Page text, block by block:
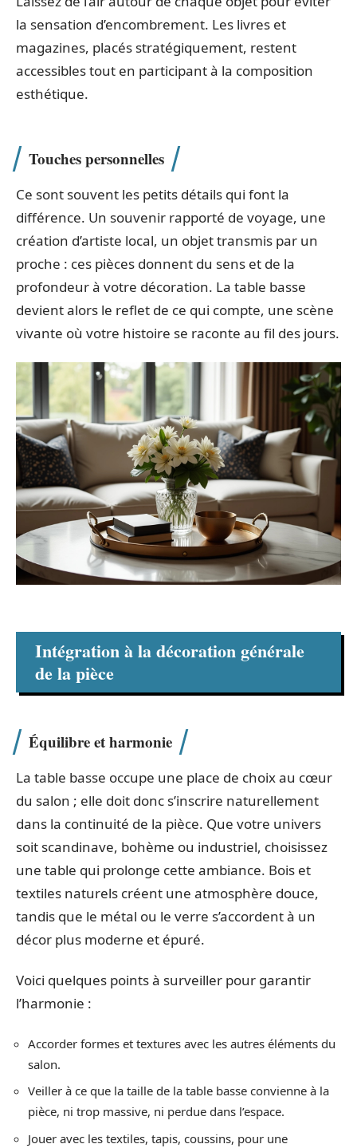
la sensation d’encombrement. Les livres et
magazines, placés stratégiquement, restent
accessibles tout en participant à la composition
esthétique.
Touches personnelles
Ce sont souvent les petits détails qui font la
différence. Un souvenir rapporté de voyage, une
création d’artiste local, un objet transmis par un
proche : ces pièces donnent du sens et de la
profondeur à votre décoration. La table basse
devient alors le reflet de ce qui compte, une scène
vivante où votre histoire se raconte au fil des jours.
Intégration à la décoration générale
de la pièce
Équilibre et harmonie
La table basse occupe une place de choix au cœur
du salon ; elle doit donc s’inscrire naturellement
dans la continuité de la pièce. Que votre univers
soit scandinave, bohème ou industriel, choisissez
une table qui prolonge cette ambiance. Bois et
textiles naturels créent une atmosphère douce,
tandis que le métal ou le verre s’accordent à un
décor plus moderne et épuré.
Voici quelques points à surveiller pour garantir
l’harmonie :
Accorder formes et textures avec les autres éléments du
salon.
Veiller à ce que la taille de la table basse convienne à la
pièce, ni trop massive, ni perdue dans l’espace.
Jouer avec les textiles, tapis, coussins, pour une